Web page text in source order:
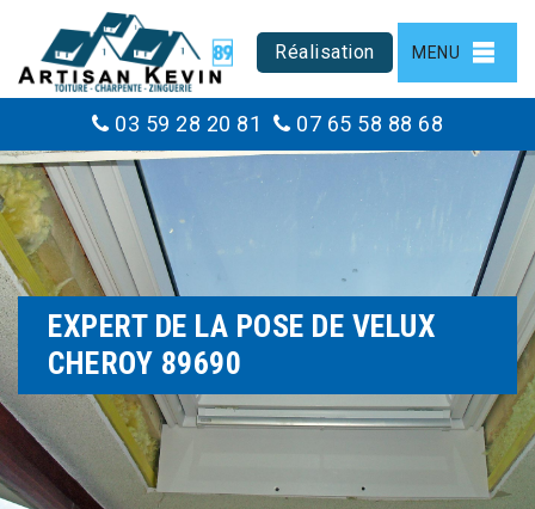
Réalisation MENU
03 59 28 20 81 07 65 58 88 68
EXPERT DE LA POSE DE VELUX
CHEROY 89690